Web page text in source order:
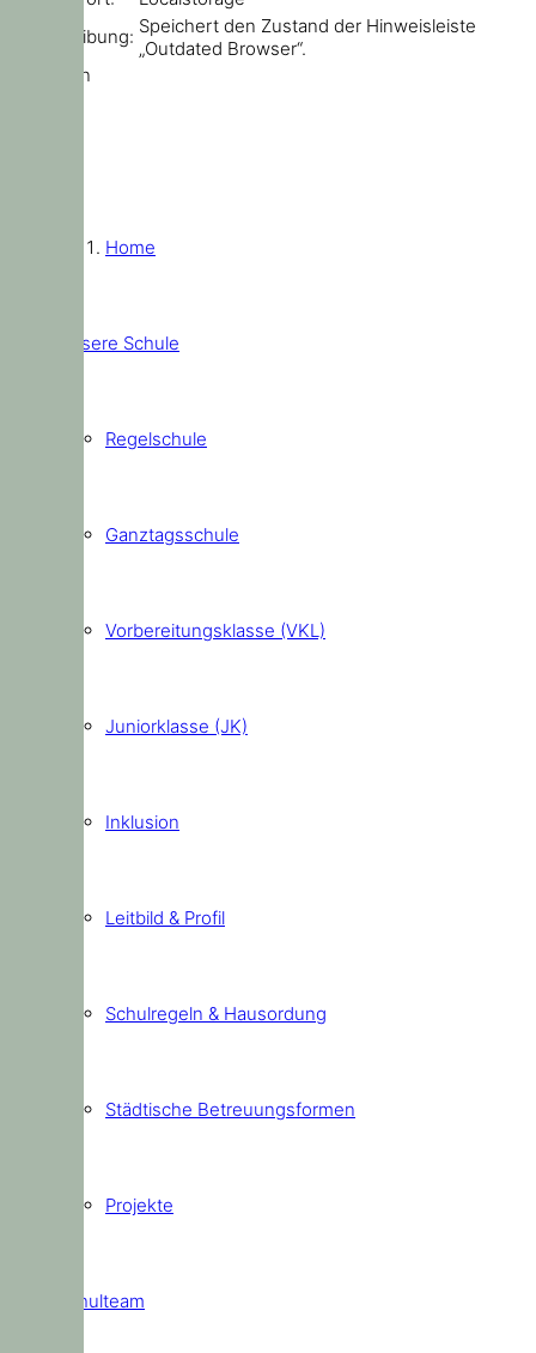
Beschreibung: Speichert den Zustand der Hinweisleiste
„Outdated Browser“.
Schließen
Home
Unsere Schule
Regelschule
Ganztagsschule
Vorbereitungsklasse (VKL)
Juniorklasse (JK)
Inklusion
Leitbild & Profil
Schulregeln & Hausordung
Städtische Betreuungsformen
Projekte
Schulteam